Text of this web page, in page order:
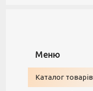
Каталог товарів